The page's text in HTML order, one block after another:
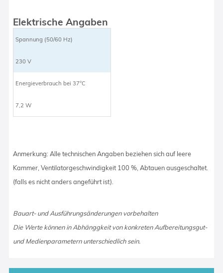
Elektrische Angaben
Spannung (50/60 Hz)
230 V
Energieverbrauch bei 37°C
7,2 W
Anmerkung: Alle technischen Angaben beziehen sich auf leere
Kammer, Ventilatorgeschwindigkeit 100 %, Abtauen ausgeschaltet.
(falls es nicht anders angeführt ist).
Bauart- und Ausführungsänderungen vorbehalten
Die Werte können in Abhänggkeit von konkreten Aufbereitungsgut-
und Medienparametern unterschiedlich sein.